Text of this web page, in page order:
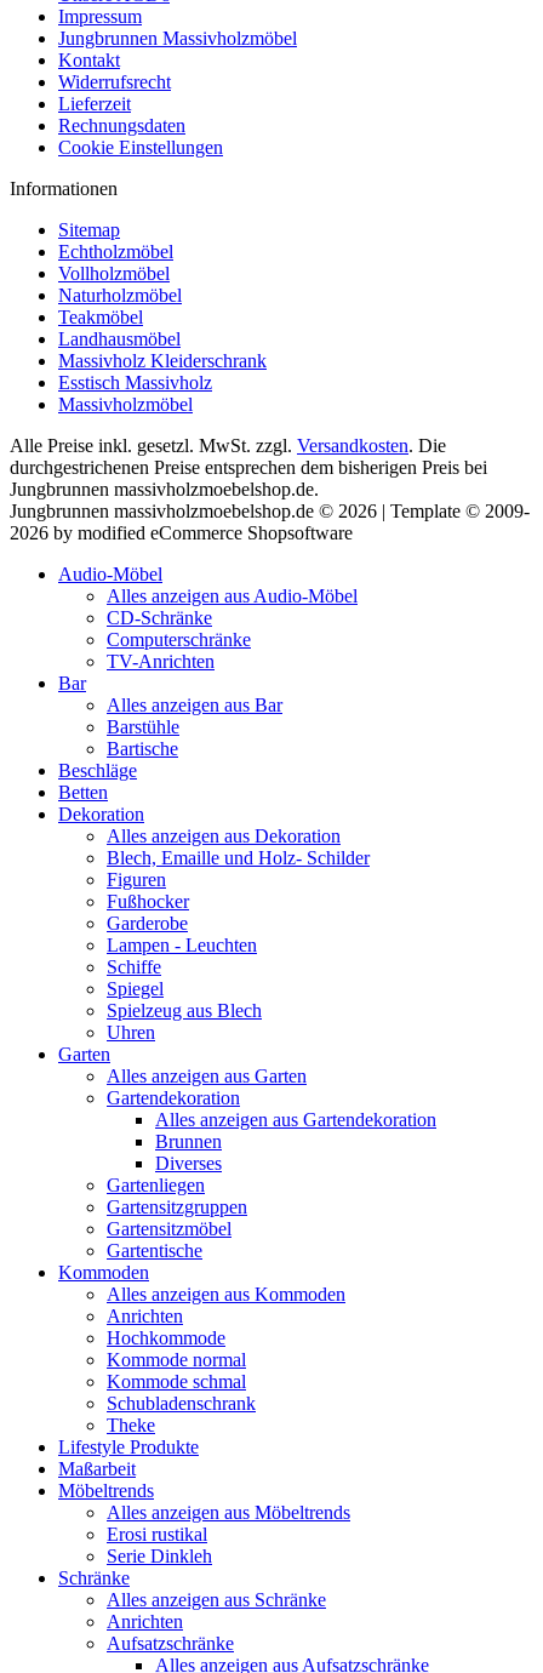
Impressum
Jungbrunnen Massivholzmöbel
Kontakt
Widerrufsrecht
Lieferzeit
Rechnungsdaten
Cookie Einstellungen
Informationen
Sitemap
Echtholzmöbel
Vollholzmöbel
Naturholzmöbel
Teakmöbel
Landhausmöbel
Massivholz Kleiderschrank
Esstisch Massivholz
Massivholzmöbel
Alle Preise inkl. gesetzl. MwSt. zzgl. Versandkosten. Die
durchgestrichenen Preise entsprechen dem bisherigen Preis bei
Jungbrunnen massivholzmoebelshop.de.
Jungbrunnen massivholzmoebelshop.de © 2026 | Template © 2009-
2026 by modified eCommerce Shopsoftware
Audio-Möbel
Alles anzeigen aus Audio-Möbel
CD-Schränke
Computerschränke
TV-Anrichten
Bar
Alles anzeigen aus Bar
Barstühle
Bartische
Beschläge
Betten
Dekoration
Alles anzeigen aus Dekoration
Blech, Emaille und Holz- Schilder
Figuren
Fußhocker
Garderobe
Lampen - Leuchten
Schiffe
Spiegel
Spielzeug aus Blech
Uhren
Garten
Alles anzeigen aus Garten
Gartendekoration
Alles anzeigen aus Gartendekoration
Brunnen
Diverses
Gartenliegen
Gartensitzgruppen
Gartensitzmöbel
Gartentische
Kommoden
Alles anzeigen aus Kommoden
Anrichten
Hochkommode
Kommode normal
Kommode schmal
Schubladenschrank
Theke
Lifestyle Produkte
Maßarbeit
Möbeltrends
Alles anzeigen aus Möbeltrends
Erosi rustikal
Serie Dinkleh
Schränke
Alles anzeigen aus Schränke
Anrichten
Aufsatzschränke
Alles anzeigen aus Aufsatzschränke